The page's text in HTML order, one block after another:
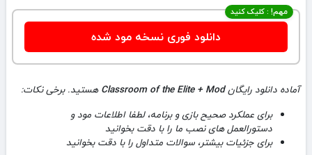
مهم! : کلیک کنید
دانلود فوری نسخه مود شده
آماده دانلود رایگانClassroom of the Elite + Mod هستید. برخی نکات:
برای عملکرد صحیح بازی و برنامه، لطفا اطلاعات مود و
دستورالعمل های نصب ما را با دقت بخوانید
برای جزئیات بیشتر، سوالات متداول را با دقت بخوانید